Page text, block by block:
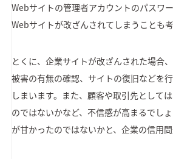
Webサイトの管理者アカウントのパスワ
Webサイトが改ざんされてしまうことも考
とくに、企業サイトが改ざんされた場合
被害の有無の確認、サイトの復旧などを
しまいます。また、顧客や取引先として
のではないかなど、不信感が高まるでし
が甘かったのではないかと、企業の信用問